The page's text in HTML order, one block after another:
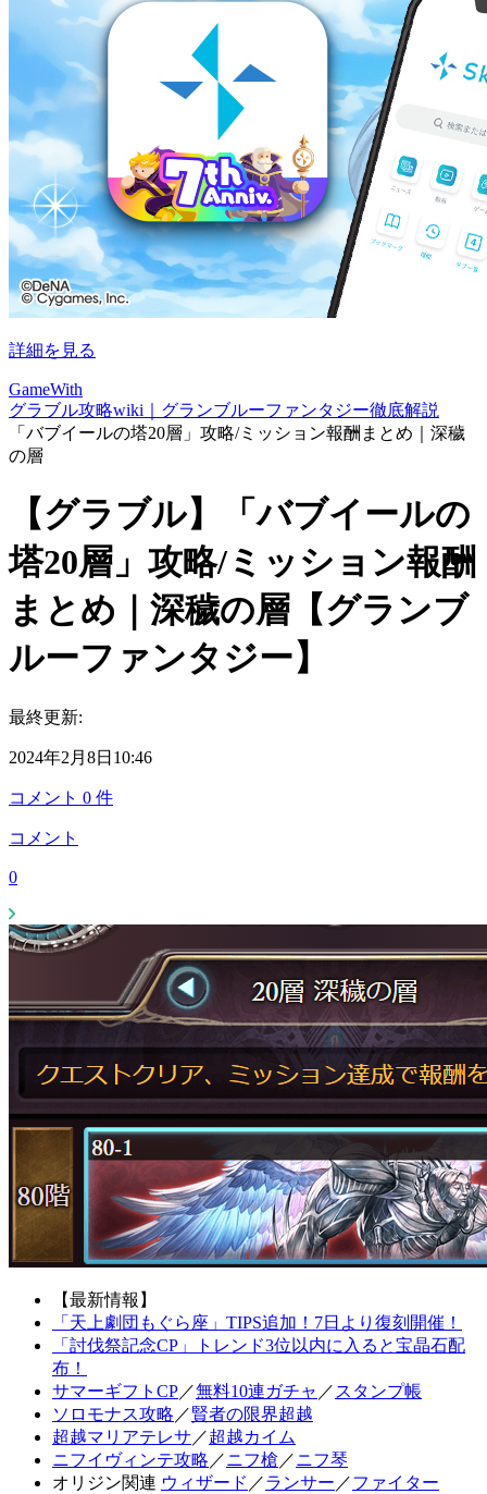
詳細を見る
GameWith
グラブル攻略wiki｜グランブルーファンタジー徹底解説
「バブイールの塔20層」攻略/ミッション報酬まとめ｜深穢
の層
【グラブル】「バブイールの
塔20層」攻略/ミッション報酬
まとめ｜深穢の層【グランブ
ルーファンタジー】
最終更新:
2024年2月8日10:46
コメント 0 件
コメント
0
【最新情報】
「天上劇団もぐら座」TIPS追加！7日より復刻開催！
「討伐祭記念CP」トレンド3位以内に入ると宝晶石配
布！
サマーギフトCP／無料10連ガチャ ／ スタンプ帳
ソロモナス攻略 ／賢者の限界超越
超越マリアテレサ ／超越カイム
ニフイヴィンテ攻略 ／ニフ槍 ／ニフ琴
オリジン関連 ウィザード ／ランサー ／ファイター